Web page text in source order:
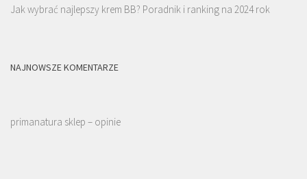
Jak wybrać najlepszy krem BB? Poradnik i ranking na 2024 rok
NAJNOWSZE KOMENTARZE
primanatura sklep – opinie